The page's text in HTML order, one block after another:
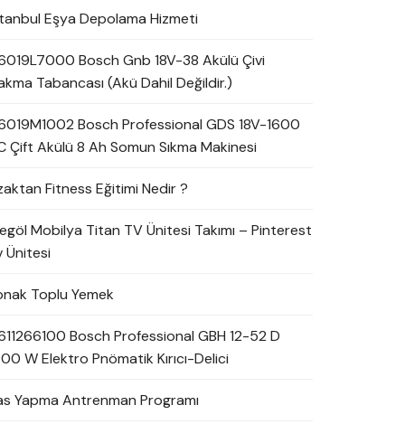
Eşya Depolama Hizmeti
Bosch Gnb 18V-38 Akülü Çivi
Tabancası (Akü Dahil Değildir.)
Bosch Professional GDS 18V-1600
Çift Akülü 8 Ah Somun Sıkma Makinesi
Fitness Eğitimi Nedir ?
Mobilya Titan TV Ünitesi Takımı – Pinterest
Ünitesi
Toplu Yemek
Bosch Professional GBH 12-52 D
W Elektro Pnömatik Kırıcı-Delici
Yapma Antrenman Programı